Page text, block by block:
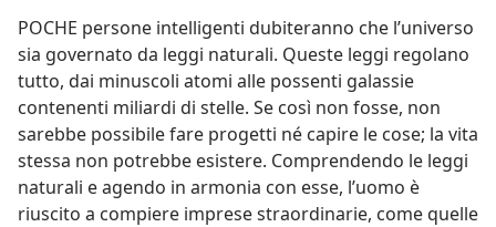
POCHE persone intelligenti dubiteranno che l’universo
sia governato da leggi naturali. Queste leggi regolano
tutto, dai minuscoli atomi alle possenti galassie
contenenti miliardi di stelle. Se così non fosse, non
sarebbe possibile fare progetti né capire le cose; la vita
stessa non potrebbe esistere. Comprendendo le leggi
naturali e agendo in armonia con esse, l’uomo è
riuscito a compiere imprese straordinarie, come quelle